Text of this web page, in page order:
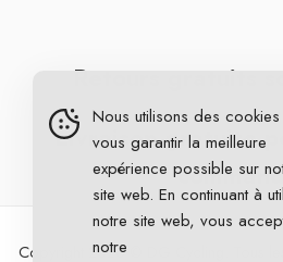
Retours gratuits
Livraison gratuite
Copyright 2026 © DG Cycling. Tous
Nous utilisons des
vous garantir la meilleure
expérience possible sur
site web. En continuant à
notre site web, vous
notre